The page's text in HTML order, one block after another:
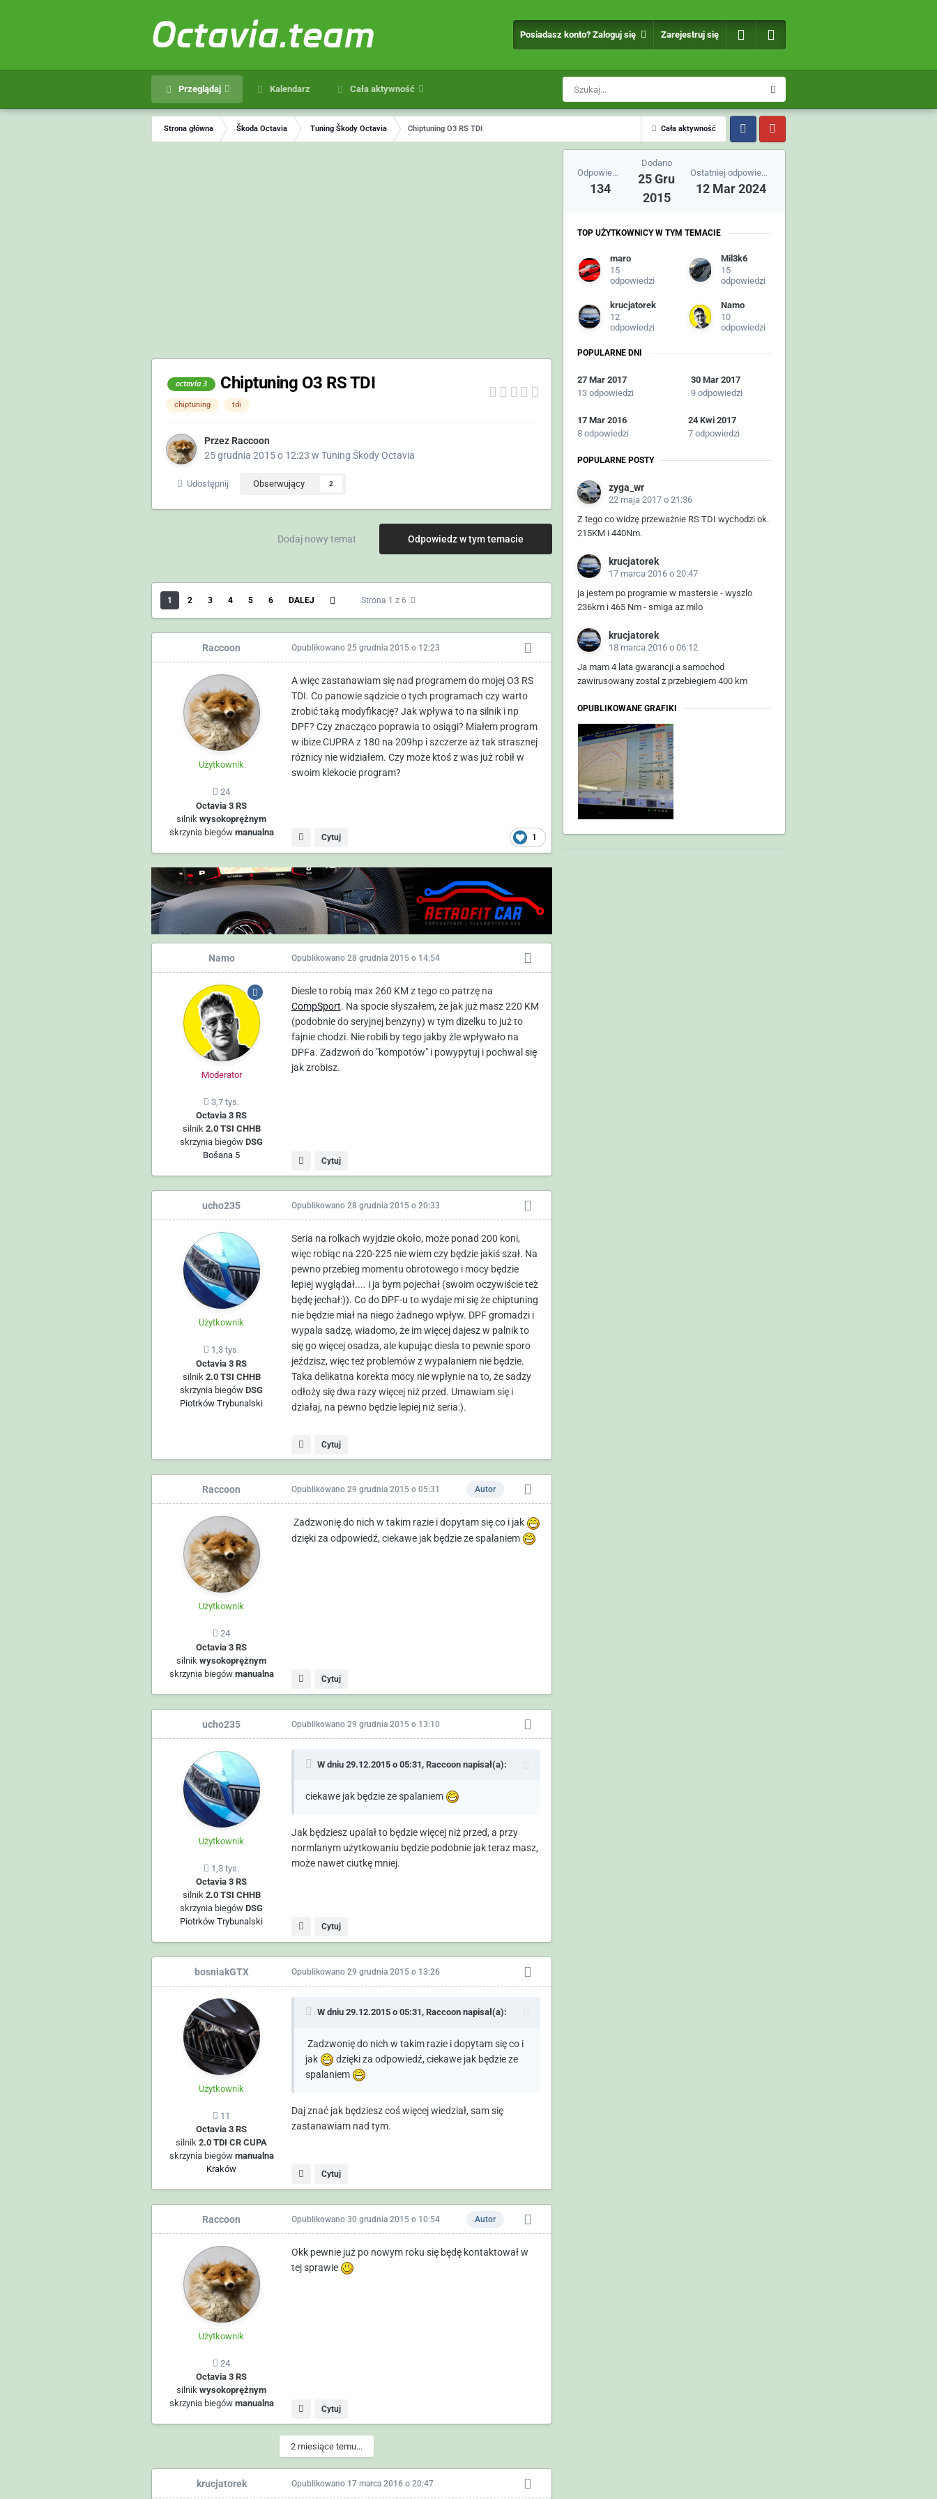
Octavia.team Posiadasz konto? Zaloguj się Zarejestruj się
Przeglądaj Kalendarz Cała aktywność
Cała aktywność
Strona główna Škoda Octavia Tuning Škody Octavia Chiptuning O3 RS TDI
octavia 3 Chiptuning O3 RS TDI
chiptuning tdi
Przez Raccoon
25 grudnia 2015 o 12:23 w Tuning Škody Octavia
Udostępnij Obserwujący 2
Odpowiedz w tym temacie
Dodaj nowy temat
1 2 3 4 5 6 DALEJ Strona 1 z 6
Raccoon
Użytkownik
24
Octavia 3 RS
silnikwysokoprężnym
skrzynia biegów manualna
Opublikowano 25 grudnia 2015 o 12:23
A więc zastanawiam się nad programem do mojej O3 RS
TDI. Co panowie sądzicie o tych programach czy warto
zrobić taką modyfikację? Jak wpływa to na silnik i np
DPF? Czy znacząco poprawia to osiągi? Miałem program
w ibize CUPRA z 180 na 209hp i szczerze aż tak strasznej
różnicy nie widziałem. Czy może ktoś z was już robił w
swoim klekocie program?
1
Cytuj
Namo
Moderator
3,7 tys.
Octavia 3 RS
silnik 2.0 TSI CHHB
skrzynia biegówDSG
Bošana 5
Opublikowano 28 grudnia 2015 o 14:54
Diesle to robią max 260 KM z tego co patrzę na
CompSport. Na spocie słyszałem, że jak już masz 220 KM
(podobnie do seryjnej benzyny) w tym dizelku to już to
fajnie chodzi. Nie robili by tego jakby źle wpływało na
DPFa. Zadzwoń do "kompotów" i powypytuj i pochwal się
jak zrobisz.
Cytuj
ucho235
Użytkownik
1,3 tys.
Octavia 3 RS
silnik 2.0 TSI CHHB
skrzynia biegówDSG
Piotrków Trybunalski
Opublikowano 28 grudnia 2015 o 20:33
Seria na rolkach wyjdzie około, może ponad 200 koni,
więc robiąc na 220-225 nie wiem czy będzie jakiś szał. Na
pewno przebieg momentu obrotowego i mocy będzie
lepiej wyglądał.... i ja bym pojechał (swoim oczywiście też
będę jechał:)). Co do DPF-u to wydaje mi się że chiptuning
nie będzie miał na niego żadnego wpływ. DPF gromadzi i
wypala sadzę, wiadomo, że im więcej dajesz w palnik to
się go więcej osadza, ale kupując diesla to pewnie sporo
jeździsz, więc też problemów z wypalaniem nie będzie.
Taka delikatna korekta mocy nie wpłynie na to, że sadzy
odłoży się dwa razy więcej niż przed. Umawiam się i
działaj, na pewno będzie lepiej niż seria:).
Cytuj
Raccoon
Użytkownik
24
Octavia 3 RS
silnikwysokoprężnym
skrzynia biegów manualna
Autor
Opublikowano 29 grudnia 2015 o 05:31
Zadzwonię do nich w takim razie i dopytam się co i jak
dzięki za odpowiedź, ciekawe jak będzie ze spalaniem
Cytuj
ucho235
Użytkownik
1,3 tys.
Octavia 3 RS
silnik 2.0 TSI CHHB
skrzynia biegówDSG
Piotrków Trybunalski
Opublikowano 29 grudnia 2015 o 13:10
W dniu 29.12.2015 o 05:31, Raccoonnapisał(a):
ciekawe jak będzie ze spalaniem
Jak będziesz upalał to będzie więcej niż przed, a przy
normlanym użytkowaniu będzie podobnie jak teraz masz,
może nawet ciutkę mniej.
Cytuj
bosniakGTX
Użytkownik
11
Octavia 3 RS
silnik2.0 TDI CR CUPA
skrzynia biegów manualna
Kraków
Opublikowano 29 grudnia 2015 o 13:26
W dniu 29.12.2015 o 05:31, Raccoonnapisał(a):
Zadzwonię do nich w takim razie i dopytam się co i
jak
dzięki za odpowiedź, ciekawe jak będzie ze
spalaniem
Daj znać jak będziesz coś więcej wiedział, sam się
zastanawiam nad tym.
Cytuj
Raccoon
Użytkownik
24
Octavia 3 RS
silnikwysokoprężnym
skrzynia biegów manualna
Autor
Opublikowano 30 grudnia 2015 o 10:54
Okk pewnie już po nowym roku się będę kontaktował w
tej sprawie
Cytuj
2 miesiące temu...
krucjatorek Opublikowano 17 marca 2016 o 20:47
Odpowiedzi
134
Dodano
25 Gru
2015
Ostatniej odpowiedzi
12 Mar 2024
TOP UŻYTKOWNICY W TYM TEMACIE
maro
15
odpowiedzi
Mil3k6
15
odpowiedzi
krucjatorek
12
odpowiedzi
Namo
10
odpowiedzi
POPULARNE DNI
27 Mar 2017
13 odpowiedzi
30 Mar 2017
9 odpowiedzi
17 Mar 2016
8 odpowiedzi
24 Kwi 2017
7 odpowiedzi
POPULARNE POSTY
zyga_wr
22 maja 2017 o 21:36
Z tego co widzę przeważnie RS TDI wychodzi ok.
215KM i 440Nm.
krucjatorek
17 marca 2016 o 20:47
ja jestem po programie w mastersie - wyszlo
236km i 465 Nm - smiga az milo
krucjatorek
18 marca 2016 o 06:12
Ja mam 4 lata gwarancji a samochod
zawirusowany zostal z przebiegiem 400 km
OPUBLIKOWANE GRAFIKI